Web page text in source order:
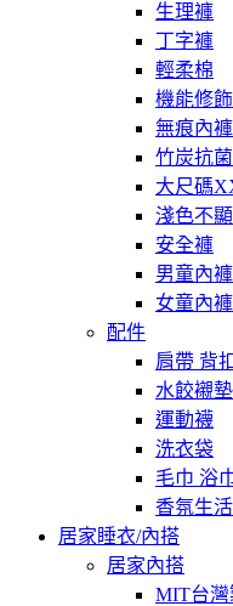
生理褲
丁字褲
輕柔棉
機能修
無痕內褲
竹炭抗
大尺碼
淺色不
安全褲
男童內褲
女童內褲
配件
肩帶 背扣
水餃襯墊
運動襪
洗衣袋
毛巾 浴
香氛生
居家睡衣/內搭
居家內搭
MIT台灣